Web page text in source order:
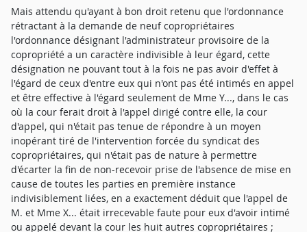
Mais attendu qu'ayant à bon droit retenu que l'ordonnance
rétractant à la demande de neuf copropriétaires
l'ordonnance désignant l'administrateur provisoire de la
copropriété a un caractère indivisible à leur égard, cette
désignation ne pouvant tout à la fois ne pas avoir d'effet à
l'égard de ceux d'entre eux qui n'ont pas été intimés en appel
et être effective à l'égard seulement de Mme Y..., dans le cas
où la cour ferait droit à l'appel dirigé contre elle, la cour
d'appel, qui n'était pas tenue de répondre à un moyen
inopérant tiré de l'intervention forcée du syndicat des
copropriétaires, qui n'était pas de nature à permettre
d'écarter la fin de non-recevoir prise de l'absence de mise en
cause de toutes les parties en première instance
indivisiblement liées, en a exactement déduit que l'appel de
M. et Mme X... était irrecevable faute pour eux d'avoir intimé
ou appelé devant la cour les huit autres copropriétaires ;